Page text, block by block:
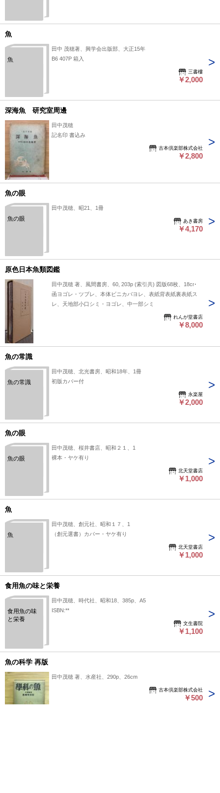
魚
魚
田中 茂穂著、興学会出版部、大正15年
B6 407P 箱入
三書樓
￥2,000
深海魚 研究室周邊
田中茂穂
記名印 書込み
古本倶楽部株式会社
￥2,800
魚の眼
魚の眼
田中茂穂、昭21、1冊
あき書房
￥4,170
原色日本魚類図鑑
田中茂穂 著、風間書房、60, 203p (索引共) 図版68枚、18cm
函ヨゴレ・ツブレ、本体ビニカバヨレ、表紙背表紙裏表紙ス
レ、天地部小口シミ・ヨゴレ、中一部シミ
れんが堂書店
￥8,000
魚の常識
魚の常識
田中茂穂、北光書房、昭和18年、1冊
初版カバー付
永楽屋
￥2,000
魚の眼
魚の眼
田中茂穂、桜井書店、昭和２１、1
裸本・ヤケ有り
北天堂書店
￥1,000
魚
魚
田中茂穂、創元社、昭和１７、1
（創元選書）カバー・ヤケ有り
北天堂書店
￥1,000
食用魚の味と栄養
食用魚の味
と栄養
田中茂穂、時代社、昭和18、385p、A5
ISBN:**
文生書院
￥1,100
魚の科学 再版
田中茂穂 著、水産社、290p、26cm
古本倶楽部株式会社
￥500